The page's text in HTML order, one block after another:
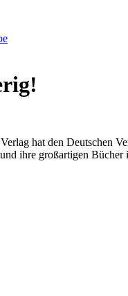
hat den Deutschen
ihre großartigen